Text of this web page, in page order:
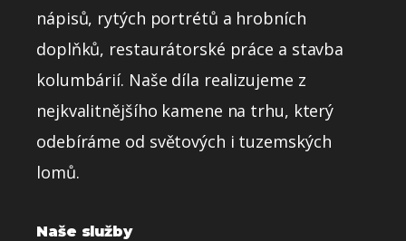
nápisů, rytých portrétů a hrobních
doplňků, restaurátorské práce a stavba
kolumbárií. Naše díla realizujeme z
nejkvalitnějšího kamene na trhu, který
odebíráme od světových i tuzemských
lomů.
Naše služby